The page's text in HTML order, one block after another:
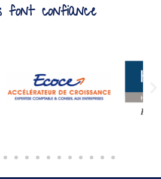
font confiance